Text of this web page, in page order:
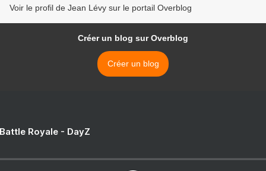
Voir le profil de Jean Lévy sur le portail Overblog
Créer un blog sur Overblog
Créer un blog
Royale - DayZ